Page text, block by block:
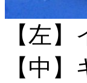
【左】
【中